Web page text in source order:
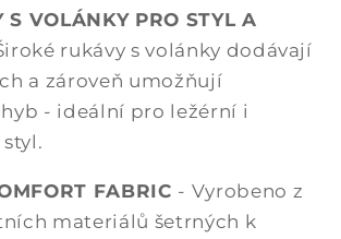
S VOLÁNKY PRO STYL A
rukávy s volánky dodávají
a zároveň umožňují
- ideální pro ležérní i
FABRIC - Vyrobeno z
materiálů šetrných k